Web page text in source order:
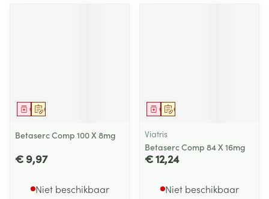
Op voorschrift
Geneesmiddel
Betaserc Comp 100 X 8mg
€ 9,97
Niet beschikbaar
Op voorschrift
Geneesmiddel
Viatris
Betaserc Comp 84 X 16mg
€ 12,24
Niet beschikbaar